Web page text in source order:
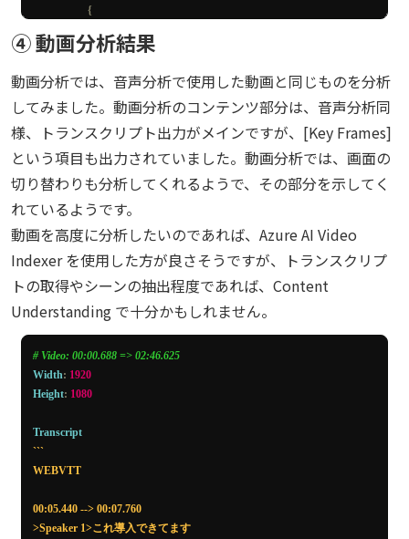
{
"startTimeMs"
"text": "これ導入できてます",
"confidence": 0.761,
"words": [
"startTimeMs": 5440,
"endTimeMs": 5520 ,
"text"
{
"startTimeMs": 6400,
"endTimeMs": 6480
"れ"
},
{
"startTimeMs"
"analyzerId":
"mimeType": "video/mp4"
④ 動画分析結果
動画分析では、音声分析で使用した動画と同じものを分析
してみました。動画分析のコンテンツ部分は、音声分析同
様、トランスクリプト出力がメインですが、[Key Frames]
という項目も出力されていました。動画分析では、画面の
切り替わりも分析してくれるようで、その部分を示してく
れているようです。
動画を高度に分析したいのであれば、Azure AI Video
Indexer を使用した方が良さそうですが、トランスクリプ
トの取得やシーンの抽出程度であれば、Content
Understanding で十分かもしれません。
# Video: 00:00.688 => 02:46.625
Width: 1920
Height: 1080
Transcript
```
WEBVTT
00:05.440 --> 00:07.760
>Speaker 1>これ導入できてます